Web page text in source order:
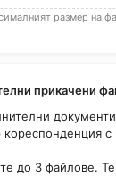
размер на
прикачени
с
до 3 файлове.